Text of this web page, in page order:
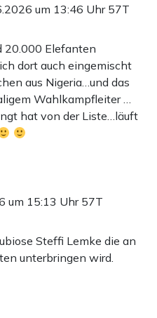
um 13:46 Uhr 57T
20.000 Elefanten
dort auch eingemischt
aus Nigeria…und das
Wahlkampfleiter …
hat von der Liste…läuft
um 15:13 Uhr 57T
Steffi Lemke die an
unterbringen wird.